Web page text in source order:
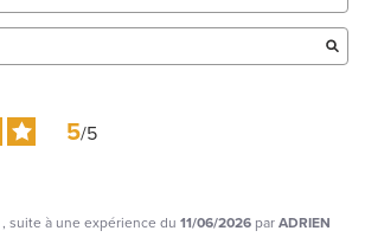
5/5
, suite à une expérience du 11/06/2026 parADRIEN